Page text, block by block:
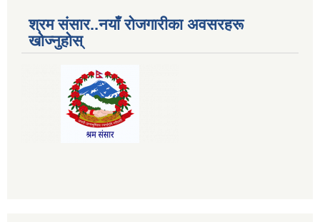
श्रम संसार..नयाँ रोजगारीका अवसरहरू
खोज्नुहोस्